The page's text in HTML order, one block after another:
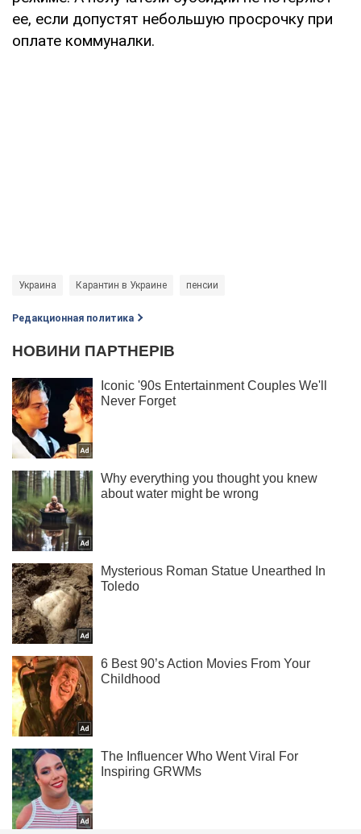
ее, если допустят небольшую просрочку при
оплате коммуналки.
Украина Карантин в Украине пенсии
Редакционная политика